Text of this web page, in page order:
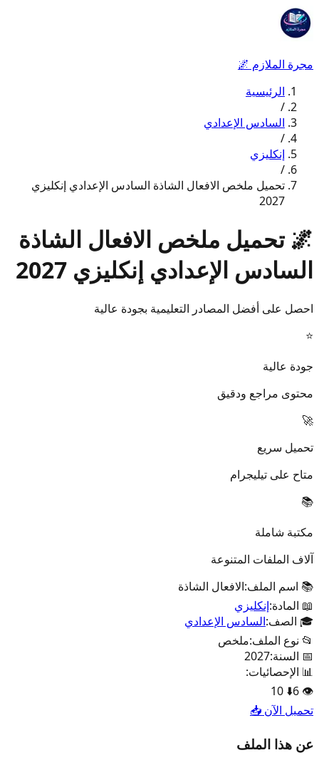
مجرة الملازم 🌌
الرئيسية
/
السادس الإعدادي
/
إنكليزي
/
تحميل ملخص الافعال الشاذة السادس الإعدادي إنكليزي
2027
🌌 تحميل ملخص الافعال الشاذة
السادس الإعدادي إنكليزي 2027
احصل على أفضل المصادر التعليمية بجودة عالية
⭐
جودة عالية
محتوى مراجع ودقيق
🚀
تحميل سريع
متاح على تيليجرام
📚
مكتبة شاملة
آلاف الملفات المتنوعة
📚 اسم الملف:الافعال الشاذة
📖 المادة:إنكليزي
🎓 الصف:السادس الإعدادي
📂 نوع الملف:ملخص
📅 السنة:2027
📊 الإحصائيات:
👁️
6
⬇️
10
تحميل الآن 📥
عن هذا الملف